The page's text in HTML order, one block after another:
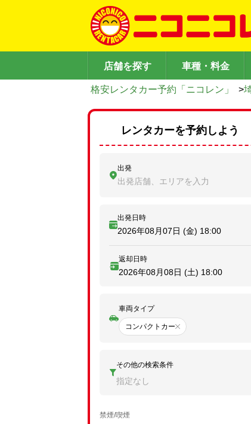
店舗を探す 車種・料金
格安レンタカー予約「ニコレン」 >
レンタカーを予約しよう
出発
出発店舗、エリアを入力
出発日時
2026年08月07日 (金) 18:00
返却日時
2026年08月08日 (土) 18:00
車両タイプ
コンパクトカー
その他の検索条件
指定なし
禁煙/喫煙